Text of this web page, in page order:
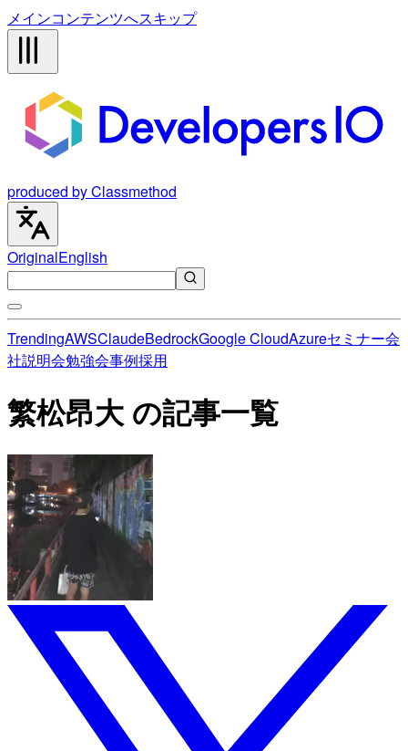
メインコンテンツへスキップ
produced by Classmethod
OriginalEnglish
TrendingAWSClaudeBedrockGoogle CloudAzureセミナー会
社説明会勉強会事例採用
繁松昂大 の記事一覧